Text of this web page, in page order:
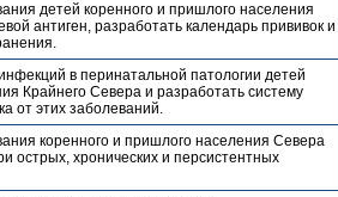
детей коренного и пришлого населения
антиген, разработать календарь прививок и
в перинатальной патологии детей
Крайнего Севера и разработать систему
от этих заболеваний.
коренного и пришлого населения Севера
острых, хронических и персистентных